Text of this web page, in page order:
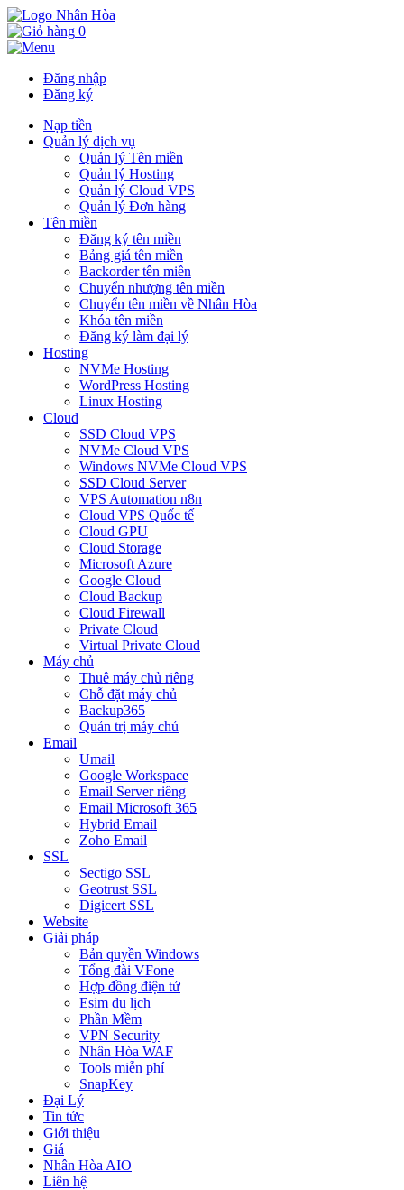
0
Đăng nhập
Đăng ký
Nạp tiền
Quản lý dịch vụ
Quản lý Tên miền
Quản lý Hosting
Quản lý Cloud VPS
Quản lý Đơn hàng
Tên miền
Đăng ký tên miền
Bảng giá tên miền
Backorder tên miền
Chuyển nhượng tên miền
Chuyển tên miền về Nhân Hòa
Khóa tên miền
Đăng ký làm đại lý
Hosting
NVMe Hosting
WordPress Hosting
Linux Hosting
Cloud
SSD Cloud VPS
NVMe Cloud VPS
Windows NVMe Cloud VPS
SSD Cloud Server
VPS Automation n8n
Cloud VPS Quốc tế
Cloud GPU
Cloud Storage
Microsoft Azure
Google Cloud
Cloud Backup
Cloud Firewall
Private Cloud
Virtual Private Cloud
Máy chủ
Thuê máy chủ riêng
Chỗ đặt máy chủ
Backup365
Quản trị máy chủ
Email
Umail
Google Workspace
Email Server riêng
Email Microsoft 365
Hybrid Email
Zoho Email
SSL
Sectigo SSL
Geotrust SSL
Digicert SSL
Website
Giải pháp
Bản quyền Windows
Tổng đài VFone
Hợp đồng điện tử
Esim du lịch
Phần Mềm
VPN Security
Nhân Hòa WAF
Tools miễn phí
SnapKey
Đại Lý
Tin tức
Giới thiệu
Giá
Nhân Hòa AIO
Liên hệ